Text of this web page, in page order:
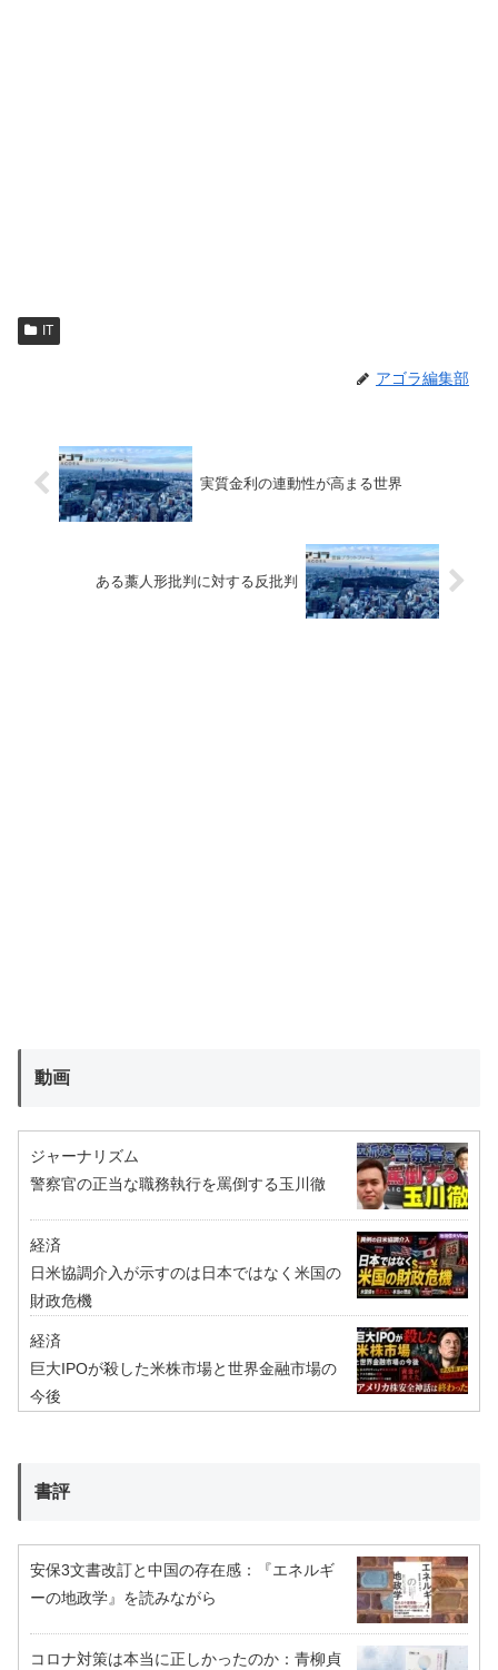
IT
アゴラ編集部
実質金利の連動性が高まる世界
ある藁人形批判に対する反批判
動画
ジャーナリズム
警察官の正当な職務執行を罵倒する玉川徹
経済
日米協調介入が示すのは日本ではなく米国の
財政危機
経済
巨大IPOが殺した米株市場と世界金融市場の
今後
書評
安保3文書改訂と中国の存在感：『エネルギ
ーの地政学』を読みながら
コロナ対策は本当に正しかったのか：青柳貞